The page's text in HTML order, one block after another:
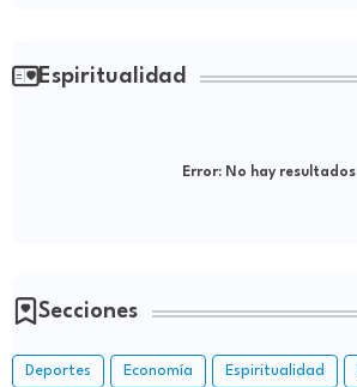
Espiritualidad
Error:No hay resultados
Secciones
Deportes Economía Espiritualidad